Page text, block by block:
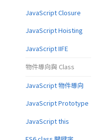
JavaScript Closure
JavaScript Hoisting
JavaScript IIFE
物件導向與 Class
JavaScript 物件導向
JavaScript Prototype
JavaScript this